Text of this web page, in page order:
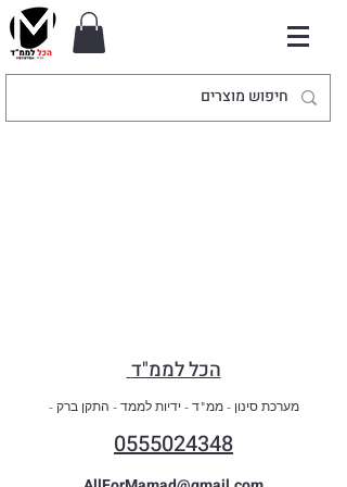
הכל לממ"ד
- מערכת סינון - ממ"ד - ידיות לממד - התקן ברק
0555024348